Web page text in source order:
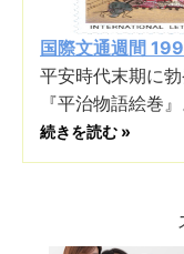
国際文通週間
平安時代末期に
『平治物語絵巻』
続きを読む »